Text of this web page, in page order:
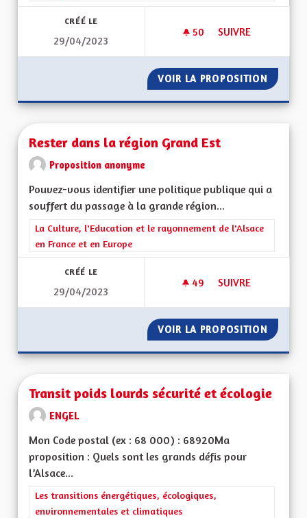
CRÉÉ LE
29/04/2023
50 50 ABONNÉS
SUIVRE
VOIR LA PROPOSITION DEUX
Rester dans la région Grand Est
Proposition anonyme
Pouvez-vous identifier une politique publique qui a
souffert du passage à la grande région...
Filtrer les résultats de la catégorie : La Culture, l'Education et
La Culture, l'Education et le rayonnement de l'Alsace
en France et en Europe
CRÉÉ LE
29/04/2023
49 49 ABONNÉS
SUIVRE
VOIR LA PROPOSITION
Transit poids lourds sécurité et écologie
ENGEL
Mon Code postal (ex : 68 000) : 68920Ma
proposition : Quels sont les grands défis pour
l’Alsace...
Filtrer les résultats de la catégorie : Les transitions
Les transitions énergétiques, écologiques,
environnementales et climatiques